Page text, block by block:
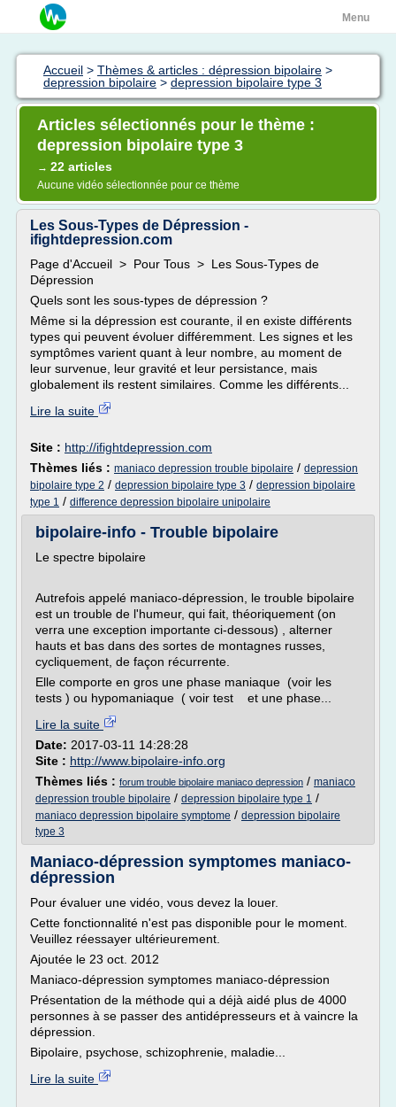
Menu
Accueil > Thèmes & articles : dépression bipolaire >
depression bipolaire > depression bipolaire type 3
Articles sélectionnés pour le thème :
depression bipolaire type 3
→ 22 articles
Aucune vidéo sélectionnée pour ce thème
Les Sous-Types de Dépression -
ifightdepression.com
Page d'Accueil > Pour Tous > Les Sous-Types de
Dépression
Quels sont les sous-types de dépression ?
Même si la dépression est courante, il en existe différents
types qui peuvent évoluer différemment. Les signes et les
symptômes varient quant à leur nombre, au moment de
leur survenue, leur gravité et leur persistance, mais
globalement ils restent similaires. Comme les différents...
Lire la suite
Site : http://ifightdepression.com
Thèmes liés : maniaco depression trouble bipolaire / depression
bipolaire type 2 / depression bipolaire type 3 / depression bipolaire
type 1 / difference depression bipolaire unipolaire
bipolaire-info - Trouble bipolaire
Le spectre bipolaire
Autrefois appelé maniaco-dépression, le trouble bipolaire
est un trouble de l'humeur, qui fait, théoriquement (on
verra une exception importante ci-dessous) , alterner
hauts et bas dans des sortes de montagnes russes,
cycliquement, de façon récurrente.
Elle comporte en gros une phase maniaque (voir les
tests ) ou hypomaniaque ( voir test et une phase...
Lire la suite
Date: 2017-03-11 14:28:28
Site : http://www.bipolaire-info.org
Thèmes liés : forum trouble bipolaire maniaco depression / maniaco
depression trouble bipolaire / depression bipolaire type 1 /
maniaco depression bipolaire symptome / depression bipolaire
type 3
Maniaco-dépression symptomes maniaco-
dépression
Pour évaluer une vidéo, vous devez la louer.
Cette fonctionnalité n'est pas disponible pour le moment.
Veuillez réessayer ultérieurement.
Ajoutée le 23 oct. 2012
Maniaco-dépression symptomes maniaco-dépression
Présentation de la méthode qui a déjà aidé plus de 4000
personnes à se passer des antidépresseurs et à vaincre la
dépression.
Bipolaire, psychose, schizophrenie, maladie...
Lire la suite